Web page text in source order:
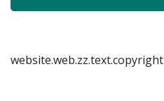
website.web.zz.text.copyright